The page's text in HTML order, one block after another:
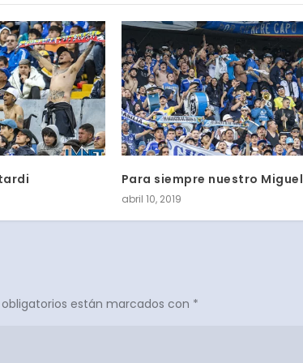
Para siempre nuestro Miguel
abril 10, 2019
están marcados con *